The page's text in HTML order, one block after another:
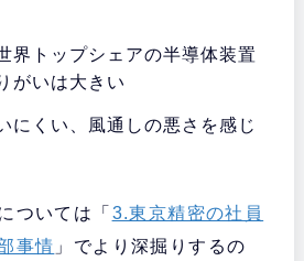
界トップシェアの半導体装置
がいは大きい
にくい、風通しの悪さを感じ
ついては「 3.東京精密の社員
事情 」でより深掘りするの